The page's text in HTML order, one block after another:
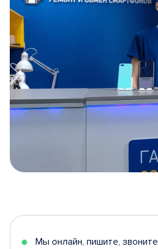
5
Мы онлайн, пишите, звоните